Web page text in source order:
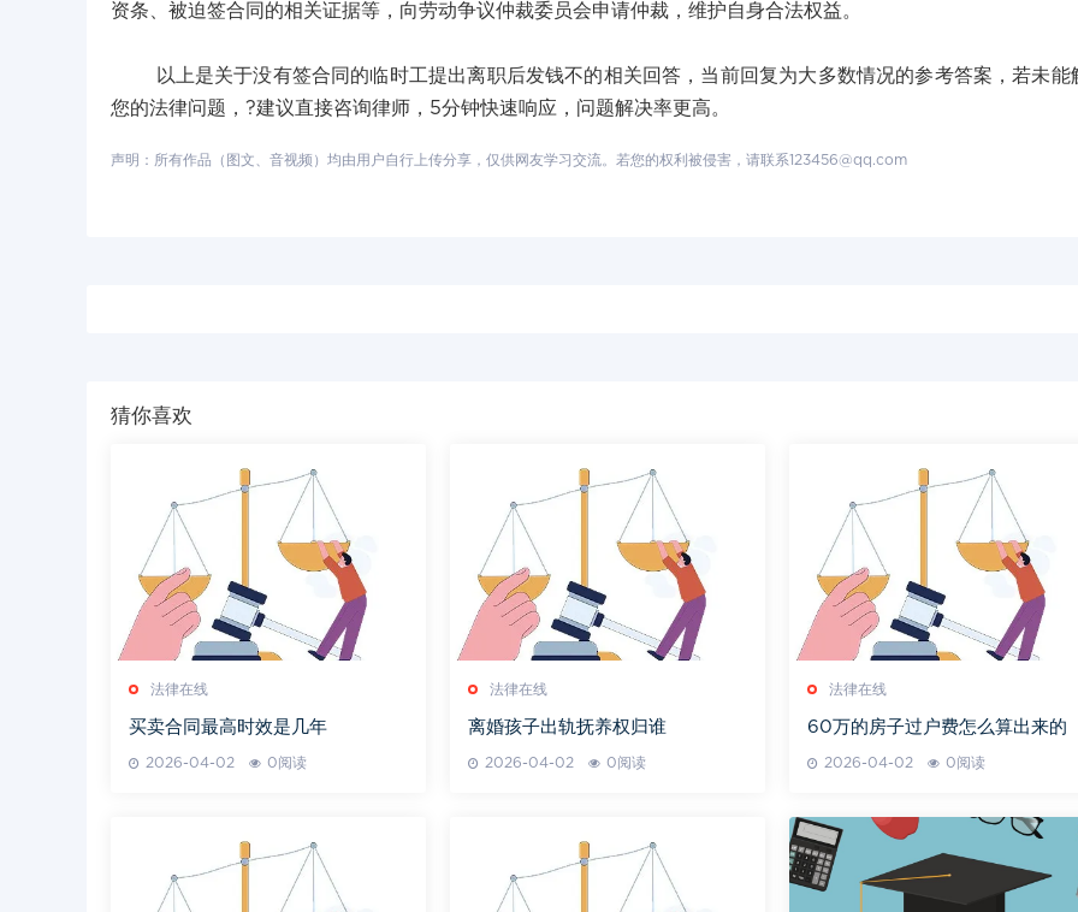
资条、被迫签合同的相关证据等，向劳动争议仲裁委员会申请仲裁，维护自身合法权益。
以上是关于没有签合同的临时工提出离职后发钱不的相关回答，当前回复为大多数情况的参考答案，若未能
您的法律问题，?建议直接咨询律师，5分钟快速响应，问题解决率更高。
声明：所有作品（图文、音视频）均由用户自行上传分享，仅供网友学习交流。若您的权利被侵害，请联系123456@qq.com
猜你喜欢
法律在线
买卖合同最高时效是几年
2026-04-02 0阅读
法律在线
离婚孩子出轨抚养权归谁
2026-04-02 0阅读
法律在线
60万的房子过户费怎么算出来的
2026-04-02 0阅读